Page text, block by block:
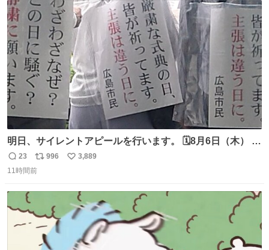
ト
数
数
明日、サイレントアピールを行います。 🗓️8月6日（木） ⏰
[時間]7：45 集合 📍[場所]元安橋本通(東)側、観光船乗り場
前ベンチ周辺 声は上げません。ただ、静かに立ちます。お
返
信
23
リ
ポ
数
996
い
3,889
11時間前